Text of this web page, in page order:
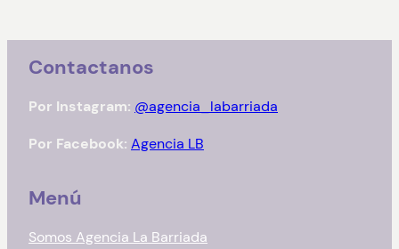
Contactanos
Por Instagram: @agencia_labarriada
Por Facebook: Agencia LB
Menú
Somos Agencia La Barriada